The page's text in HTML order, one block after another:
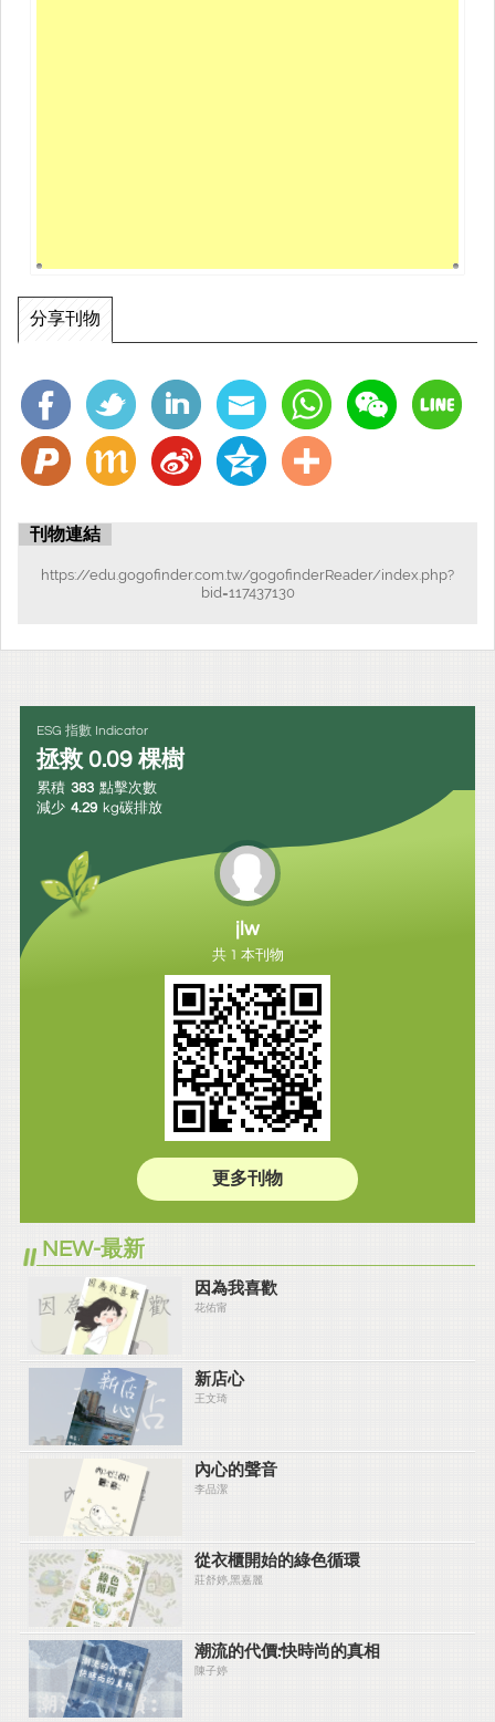
分享刊物
刊物連結
https://edu.gogofinder.com.tw/gogofinderReader/index.php?
bid=117437130
ESG 指數 Indicator
拯救 0.09 棵樹
累積 383 點擊次數
減少 4.29 kg碳排放
jlw
共 1 本刊物
更多刊物
NEW-最新
因為我喜歡
花佑甯
新店心
王文琦
內心的聲音
李品潔
從衣櫃開始的綠色循環
莊舒婷,黑嘉麗
潮流的代價:快時尚的真相
陳子婷